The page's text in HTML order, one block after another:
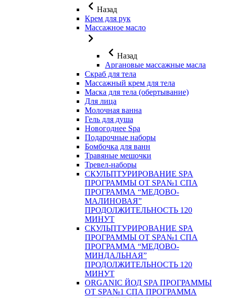
Назад
Крем для рук
Массажное масло
Назад
Аргановые массажные масла
Скраб для тела
Массажный крем для тела
Маска для тела (обертывание)
Для лица
Молочная ванна
Гель для душа
Новогоднее Spa
Подарочные наборы
Бомбочка для ванн
Травяные мешочки
Тревел-наборы
СКУЛЬПТУРИРОВАНИЕ SPA
ПРОГРАММЫ ОТ SPA№1 СПА
ПРОГРАММА “МЕДОВО-
МАЛИНОВАЯ”
ПРОДОЛЖИТЕЛЬНОСТЬ 120
МИНУТ
СКУЛЬПТУРИРОВАНИЕ SPA
ПРОГРАММЫ ОТ SPA№1 СПА
ПРОГРАММА “МЕДОВО-
МИНДАЛЬНАЯ”
ПРОДОЛЖИТЕЛЬНОСТЬ 120
МИНУТ
ORGANIC ЙОД SPA ПРОГРАММЫ
ОТ SPA№1 СПА ПРОГРАММА